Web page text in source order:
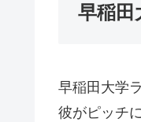
早稲田
早稲田大学
彼がピッチ